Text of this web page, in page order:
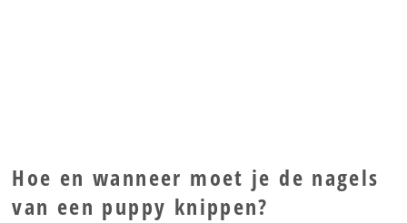
Hoe en wanneer moet je de nagels
van een puppy knippen?